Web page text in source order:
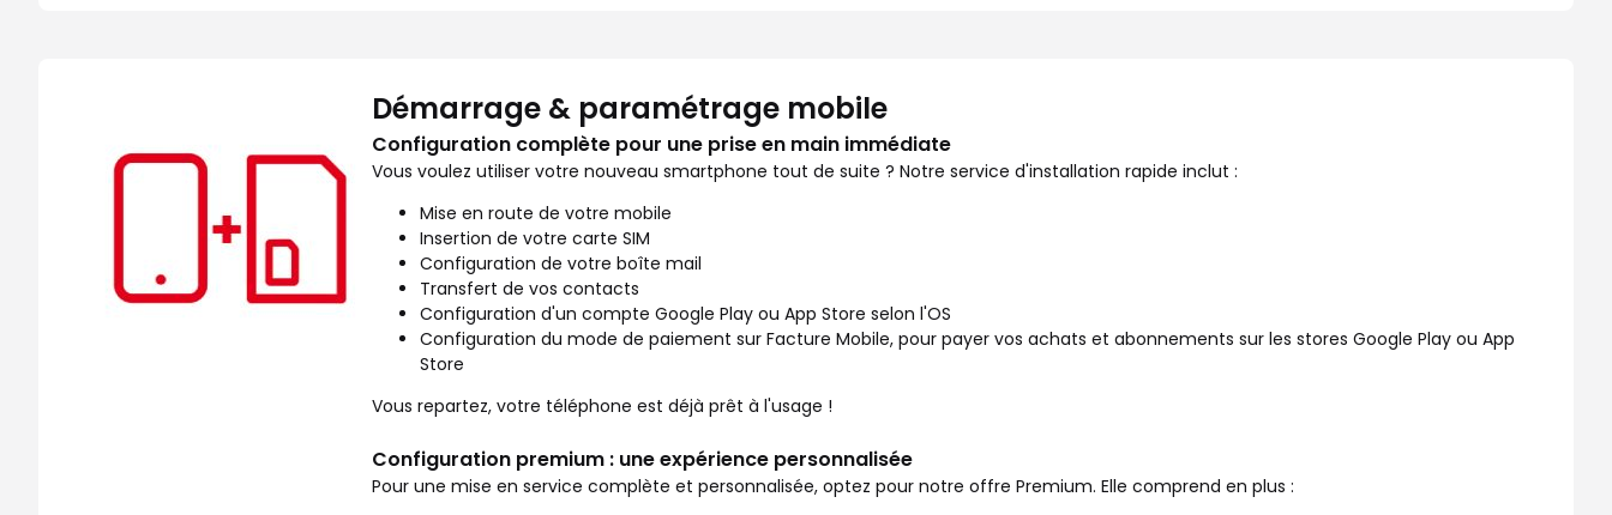
Démarrage & paramétrage mobile
Configuration complète pour une prise en main immédiate
Vous voulez utiliser votre nouveau smartphone tout de suite ? Notre service d'installation rapide inclut :
Mise en route de votre mobile
Insertion de votre carte SIM
Configuration de votre boîte mail
Transfert de vos contacts
Configuration d'un compte Google Play ou App Store selon l'OS
Configuration du mode de paiement sur Facture Mobile, pour payer vos achats et abonnements sur les stores Google Play ou App
Store
Vous repartez, votre téléphone est déjà prêt à l'usage !
Configuration premium : une expérience personnalisée
Pour une mise en service complète et personnalisée, optez pour notre offre Premium. Elle comprend en plus :
Facilitez votre quotidien avec les services SFR disponibles en boutique. Vous venez d'acheter un nouveau téléphone ou avez besoin d'aide ? Dans votre Boutique SFR Draguignan